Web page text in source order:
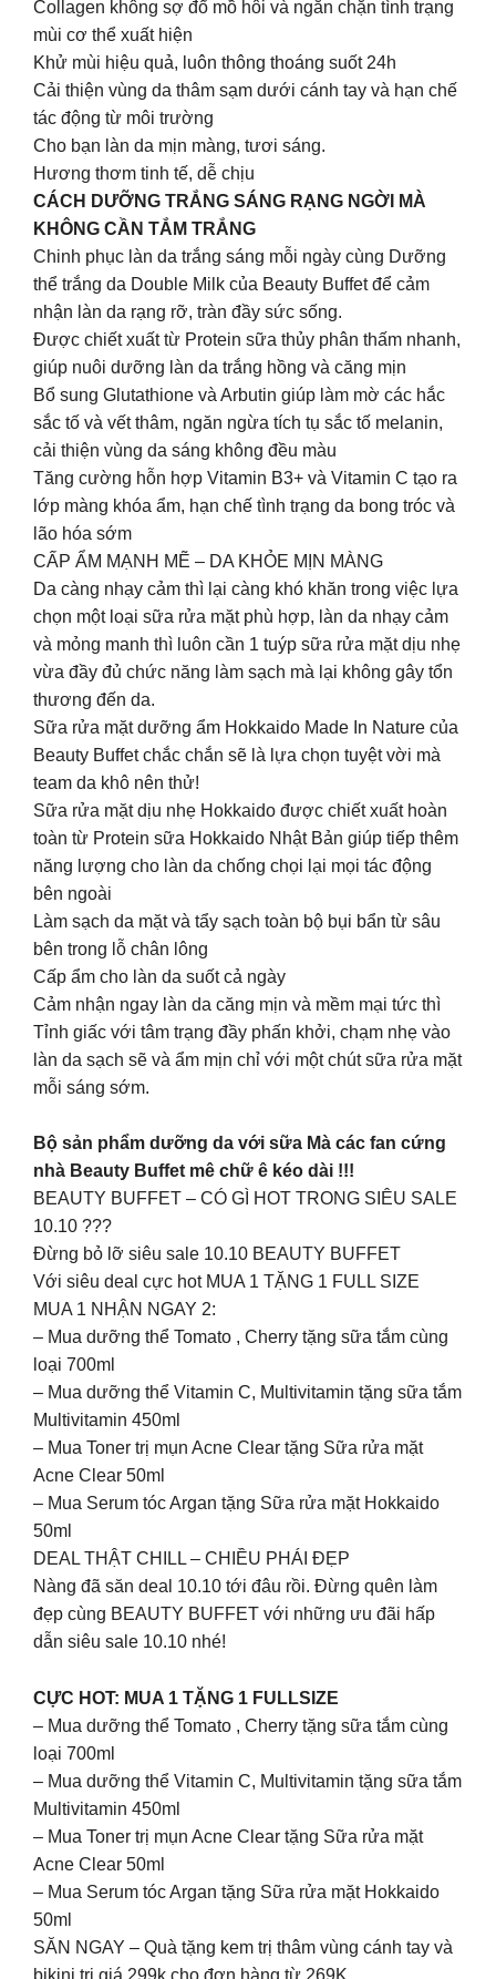
Collagen không sợ đổ mồ hôi và ngăn chặn tình trạng
mùi cơ thể xuất hiện
Khử mùi hiệu quả, luôn thông thoáng suốt 24h
Cải thiện vùng da thâm sạm dưới cánh tay và hạn chế
tác động từ môi trường
Cho bạn làn da mịn màng, tươi sáng.
Hương thơm tinh tế, dễ chịu
CÁCH DƯỠNG TRẮNG SÁNG RẠNG NGỜI MÀ
KHÔNG CẦN TẮM TRẮNG
Chinh phục làn da trắng sáng mỗi ngày cùng Dưỡng
thể trắng da Double Milk của Beauty Buffet để cảm
nhận làn da rạng rỡ, tràn đầy sức sống.
Được chiết xuất từ Protein sữa thủy phân thấm nhanh,
giúp nuôi dưỡng làn da trắng hồng và căng mịn
Bổ sung Glutathione và Arbutin giúp làm mờ các hắc
sắc tố và vết thâm, ngăn ngừa tích tụ sắc tố melanin,
cải thiện vùng da sáng không đều màu
Tăng cường hỗn hợp Vitamin B3+ và Vitamin C tạo ra
lớp màng khóa ẩm, hạn chế tình trạng da bong tróc và
lão hóa sớm
CẤP ẨM MẠNH MẼ – DA KHỎE MỊN MÀNG
Da càng nhạy cảm thì lại càng khó khăn trong việc lựa
chọn một loại sữa rửa mặt phù hợp, làn da nhạy cảm
và mỏng manh thì luôn cần 1 tuýp sữa rửa mặt dịu nhẹ
vừa đầy đủ chức năng làm sạch mà lại không gây tổn
thương đến da.
Sữa rửa mặt dưỡng ẩm Hokkaido Made In Nature của
Beauty Buffet chắc chắn sẽ là lựa chọn tuyệt vời mà
team da khô nên thử!
Sữa rửa mặt dịu nhẹ Hokkaido được chiết xuất hoàn
toàn từ Protein sữa Hokkaido Nhật Bản giúp tiếp thêm
năng lượng cho làn da chống chọi lại mọi tác động
bên ngoài
Làm sạch da mặt và tẩy sạch toàn bộ bụi bẩn từ sâu
bên trong lỗ chân lông
Cấp ẩm cho làn da suốt cả ngày
Cảm nhận ngay làn da căng mịn và mềm mại tức thì
Tỉnh giấc với tâm trạng đầy phấn khởi, chạm nhẹ vào
làn da sạch sẽ và ẩm mịn chỉ với một chút sữa rửa mặt
mỗi sáng sớm.
Bộ sản phẩm dưỡng da với sữa Mà các fan cứng
nhà Beauty Buffet mê chữ ê kéo dài !!!
BEAUTY BUFFET – CÓ GÌ HOT TRONG SIÊU SALE
10.10 ???
Đừng bỏ lỡ siêu sale 10.10 BEAUTY BUFFET
Với siêu deal cực hot MUA 1 TẶNG 1 FULL SIZE
MUA 1 NHẬN NGAY 2:
– Mua dưỡng thể Tomato , Cherry tặng sữa tắm cùng
loại 700ml
– Mua dưỡng thể Vitamin C, Multivitamin tặng sữa tắm
Multivitamin 450ml
– Mua Toner trị mụn Acne Clear tặng Sữa rửa mặt
Acne Clear 50ml
– Mua Serum tóc Argan tặng Sữa rửa mặt Hokkaido
50ml
DEAL THẬT CHILL – CHIỀU PHÁI ĐẸP
Nàng đã săn deal 10.10 tới đâu rồi. Đừng quên làm
đẹp cùng BEAUTY BUFFET với những ưu đãi hấp
dẫn siêu sale 10.10 nhé!
CỰC HOT: MUA 1 TẶNG 1 FULLSIZE
– Mua dưỡng thể Tomato , Cherry tặng sữa tắm cùng
loại 700ml
– Mua dưỡng thể Vitamin C, Multivitamin tặng sữa tắm
Multivitamin 450ml
– Mua Toner trị mụn Acne Clear tặng Sữa rửa mặt
Acne Clear 50ml
– Mua Serum tóc Argan tặng Sữa rửa mặt Hokkaido
50ml
SĂN NGAY – Quà tặng kem trị thâm vùng cánh tay và
bikini trị giá 299k cho đơn hàng từ 269K